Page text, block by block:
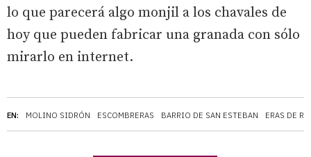
EN: MOLINO SIDRÓN ESCOMBRERAS BARRIO DE SAN ESTEBAN ERAS DE
lo que parecerá algo monjil a los chavales de
hoy que pueden fabricar una granada con sólo
mirarlo en internet.